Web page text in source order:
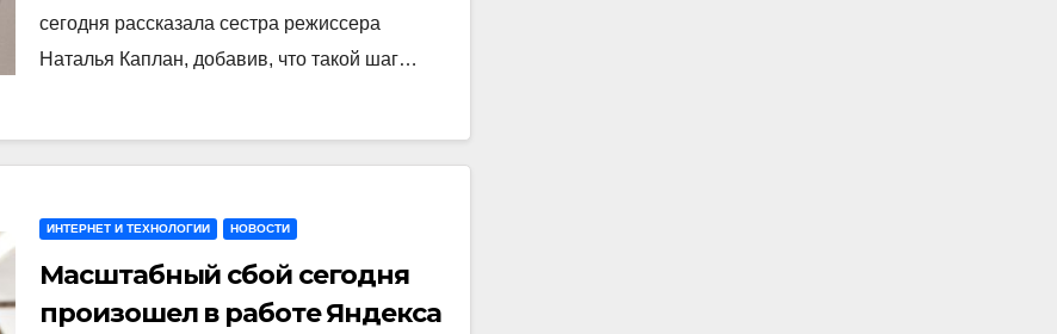
сегодня рассказала сестра режиссера
Наталья Каплан, добавив, что такой шаг…
ИНТЕРНЕТ И ТЕХНОЛОГИИ НОВОСТИ
Масштабный сбой сегодня
произошел в работе Яндекса